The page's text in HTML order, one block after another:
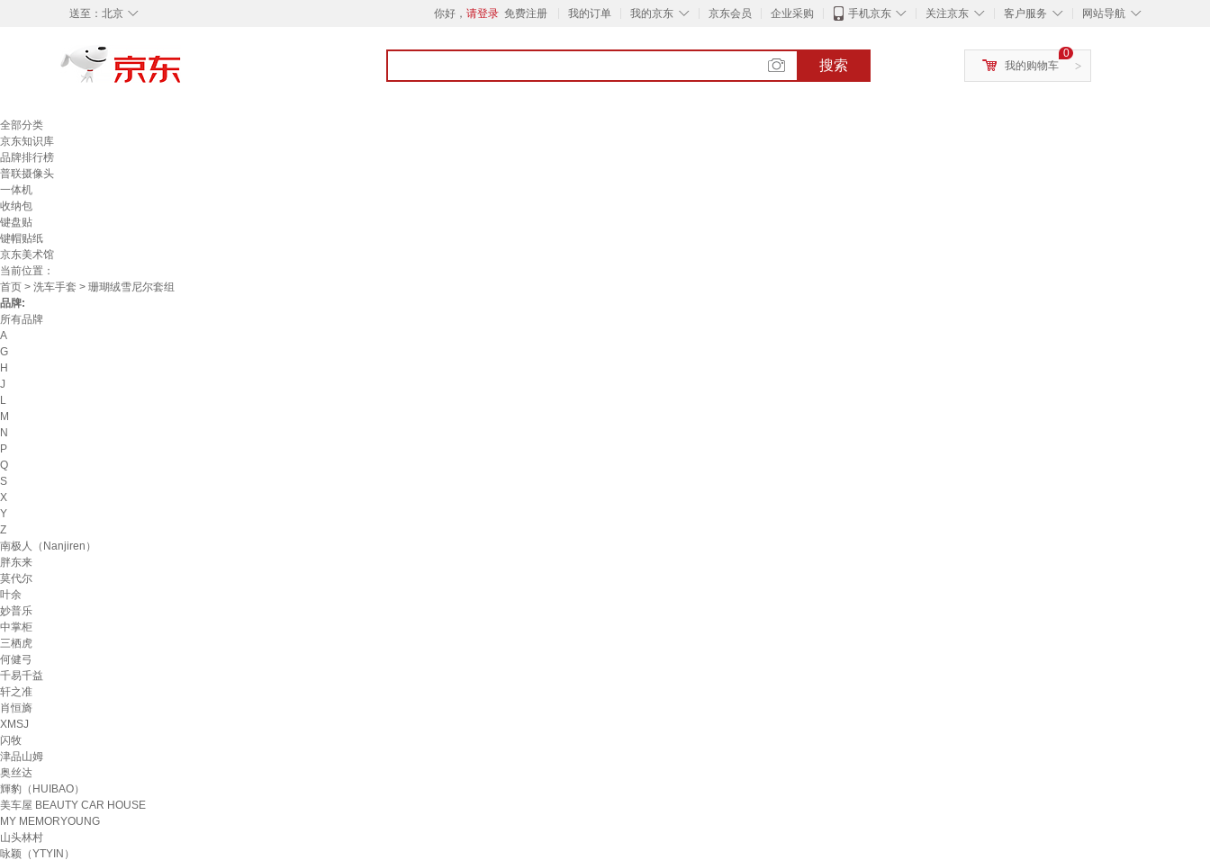
◇
送至： 北京 你好， 请登录 免费注册 我的订单 ◇
我的京东 京东会员 企业采购 ◇
手机京东 ◇
关注京东 ◇
客户服务 ◇
网站导航
搜索 >
0
我的购物车
全部分类
京东知识库
品牌排行榜
普联摄像头
一体机
收纳包
键盘贴
键帽贴纸
京东美术馆
当前位置：
首页 > 洗车手套 > 珊瑚绒雪尼尔套组
品牌:
所有品牌
A
G
H
J
L
M
N
P
Q
S
X
Y
Z
南极人（Nanjiren）
胖东来
莫代尔
叶余
妙普乐
中掌柜
三栖虎
何健弓
千易千益
轩之准
肖恒旖
XMSJ
闪牧
津品山姆
奥丝达
輝豹（HUIBAO）
美车屋 BEAUTY CAR HOUSE
MY MEMORYOUNG
山头林村
咏颖（YTYIN）